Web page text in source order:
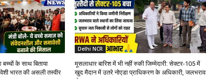
बच्चों के साथ बिताया
भारत की असली तस्वीर
Delhi NCR
मूसलाधार बारिश में भी नहीं रुकी जिम्मेदारी: सेक्टर-105 में
खुद मैदान में उतरे नोएडा प्राधिकरण के अधिकारी, जलभराव